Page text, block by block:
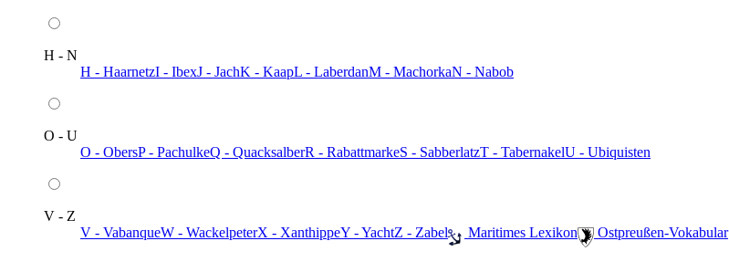
H - N
H - HaarnetzI - IbexJ - JachK - KaapL - LaberdanM - MachorkaN - Nabob
O - U
O - ObersP - PachulkeQ - QuacksalberR - RabattmarkeS - SabberlatzT - TabernakelU - Ubiquisten
V - Z
V - VabanqueW - WackelpeterX - XanthippeY - YachtZ - Zabel ️ Maritimes Lexikon ️ Ostpreußen-Vokabular